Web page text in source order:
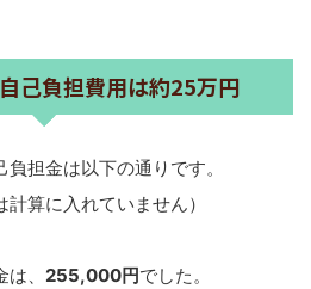
己負担費用は約25万円
担金は以下の通りです。
計算に入れていません）
、 255,000円でした。